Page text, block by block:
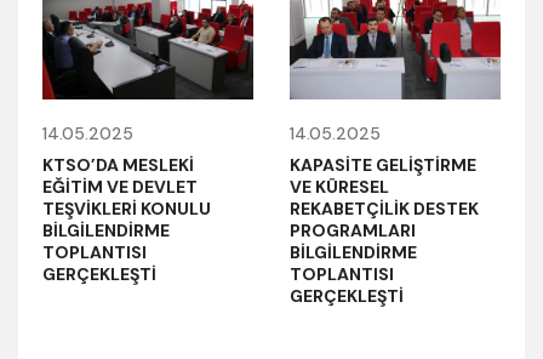
14.05.2025
KTSO’DA MESLEKİ
EĞİTİM VE DEVLET
TEŞVİKLERİ KONULU
BİLGİLENDİRME
TOPLANTISI
GERÇEKLEŞTİ
14.05.2025
KAPASİTE GELİŞTİRME
VE KÜRESEL
REKABETÇİLİK DESTEK
PROGRAMLARI
BİLGİLENDİRME
TOPLANTISI
GERÇEKLEŞTİ